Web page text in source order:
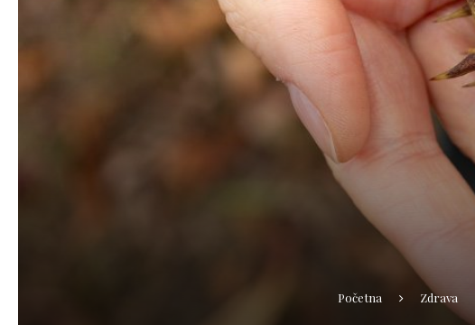
Početna Zdrava